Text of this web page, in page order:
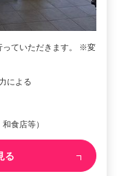
っていただきます。 ※変
による
食店等）
る